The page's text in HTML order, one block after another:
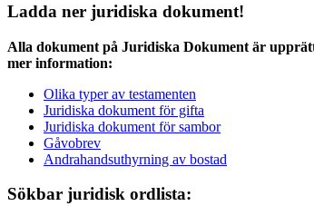
Ladda ner juridiska dokument!
Alla dokument på Juridiska Dokument är
mer information:
Olika typer av testamenten
Juridiska dokument för gifta
Juridiska dokument för sambor
Gåvobrev
Andrahandsuthyrning av bostad
Sökbar juridisk ordlista: